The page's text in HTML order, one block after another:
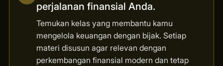
perjalanan finansial Anda.
Temukan kelas yang membantu kamu
mengelola keuangan dengan bijak. Setiap
materi disusun agar relevan dengan
perkembangan finansial modern dan tetap